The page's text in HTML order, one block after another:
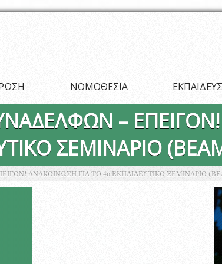
ΝΟΜΟΘΕΣΙΑ
–
ΣΕΜΙΝΑΡΙΟ
ΑΝΑΚΟΙΝΩΣΗ ΓΙΑ ΤΟ 4ο ΕΚΠΑΙΔΕΥΤΙΚΟ ΣΕΜΙΝΑΡΙΟ